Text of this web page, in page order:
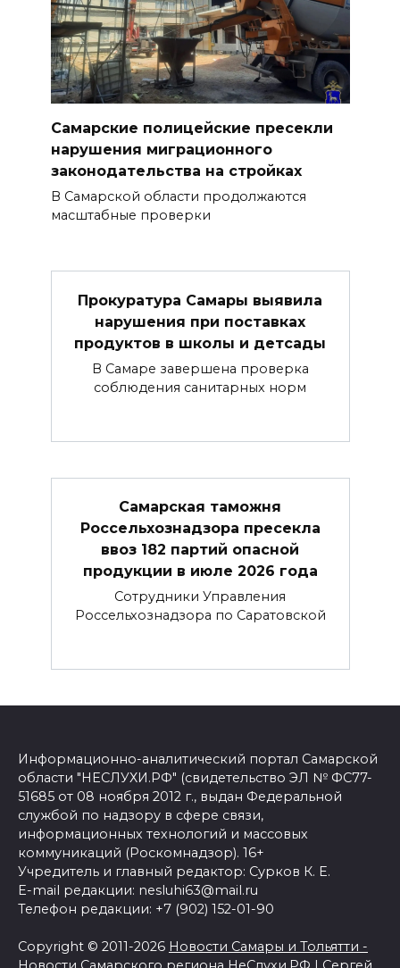
Самарские полицейские пресекли
нарушения миграционного
законодательства на стройках
В Самарской области продолжаются
масштабные проверки
Прокуратура Самары выявила
нарушения при поставках
продуктов в школы и детсады
В Самаре завершена проверка
соблюдения санитарных норм
Самарская таможня
Россельхознадзора пресекла
ввоз 182 партий опасной
продукции в июле 2026 года
Сотрудники Управления
Россельхознадзора по Саратовской
Информационно-аналитический портал Самарской
области "НЕСЛУХИ.РФ" (свидетельство ЭЛ № ФС77-
51685 от 08 ноября 2012 г., выдан Федеральной
службой по надзору в сфере связи,
информационных технологий и массовых
коммуникаций (Роскомнадзор). 16+
Учредитель и главный редактор: Сурков К. Е.
E-mail редакции: nesluhi63@mail.ru
Телефон редакции: +7 (902) 152-01-90
Copyright © 2011-2026 Новости Самары и Тольятти -